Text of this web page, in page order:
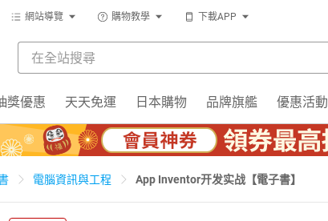
網站導覽 購物教學 下載APP
獎優惠 天天免運 日本購物 品牌旗艦 優惠活動
電腦資訊與工程 App Inventor开发实战【電子書】